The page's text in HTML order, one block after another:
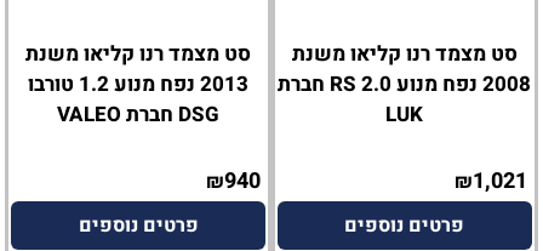
סט מצמד רנו קליאו משנת
2008 נפח מנוע 2.0 RS חברת
LUK
₪1,021
פרטים נוספים
סט מצמד רנו קליאו משנת
2013 נפח מנוע 1.2 טורבו
DSG חברת VALEO
₪940
פרטים נוספים